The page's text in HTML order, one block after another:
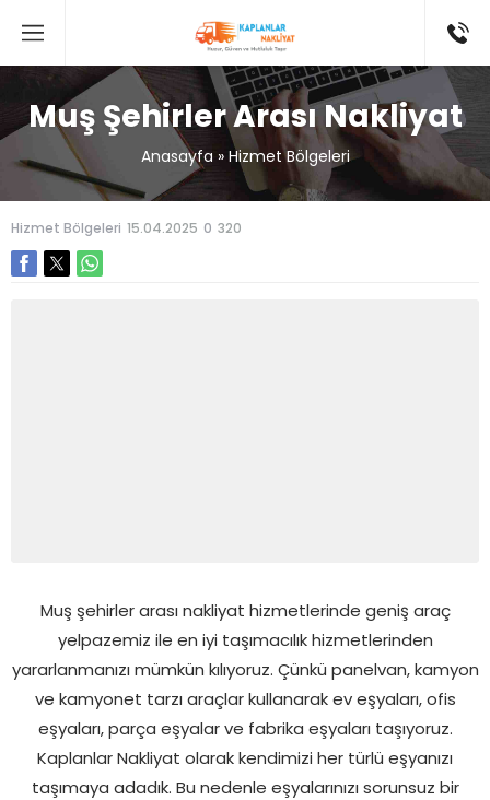
Muş Şehirler Arası Nakliyat
Anasayfa » Hizmet Bölgeleri
Hizmet Bölgeleri 15.04.2025 0 320
Muş şehirler arası nakliyat hizmetlerinde geniş araç
yelpazemiz ile en iyi taşımacılık hizmetlerinden
yararlanmanızı mümkün kılıyoruz. Çünkü panelvan, kamyon
ve kamyonet tarzı araçlar kullanarak ev eşyaları, ofis
eşyaları, parça eşyalar ve fabrika eşyaları taşıyoruz.
Kaplanlar Nakliyat olarak kendimizi her türlü eşyanızı
taşımaya adadık. Bu nedenle eşyalarınızı sorunsuz bir